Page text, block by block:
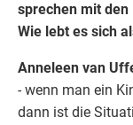
sprechen mit den
Wie lebt es sich
Anneleen van
- wenn man ein
dann ist die